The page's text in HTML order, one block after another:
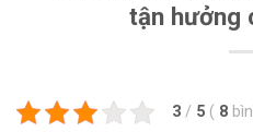
tận hưởng
3 / 5 ( 8